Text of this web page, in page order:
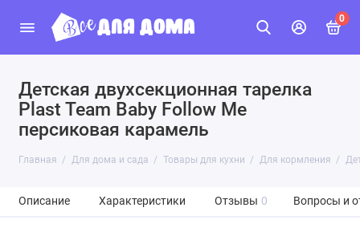
0
Детская двухсекционная тарелка
Plast Team Baby Follow Me
персиковая карамель
Главная Для дома и сада Товары для кухни Для кормления
Описание Характеристики Отзывы 0 Вопросы и